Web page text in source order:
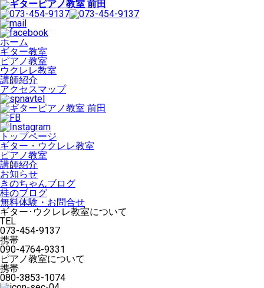
ホーム
ギター教室
ピアノ教室
ウクレレ教室
講師紹介
アクセスマップ
トップページ
ギター・ウクレレ教室
ピアノ教室
講師紹介
お知らせ
きのちゃんブログ
桂のブログ
無料体験・お問合せ
ギター･ウクレレ教室について
TEL
073-454-9137
携帯
090-4764-9331
ピアノ教室について
携帯
080-3853-1074